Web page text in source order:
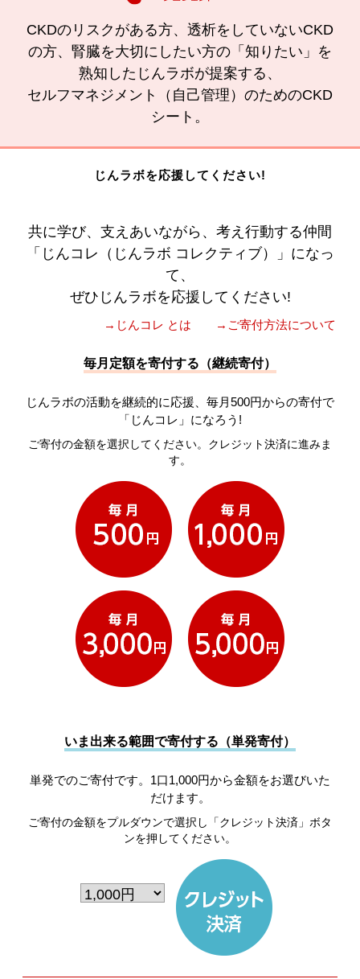
CKDのリスクがある方、透析をしていないCKD
の方、腎臓を大切にしたい方の「知りたい」を
熟知したじんラボが提案する、
セルフマネジメント（自己管理）のためのCKD
シート。
じんラボを応援してください!
共に学び、支えあいながら、考え行動する仲間
「じんコレ（じんラボ コレクティブ）」になっ
て、
ぜひじんラボを応援してください!
→じんコレ とは →ご寄付方法について
毎月定額を寄付する（継続寄付）
じんラボの活動を継続的に応援、毎月500円からの寄付で
「じんコレ」になろう!
ご寄付の金額を選択してください。クレジット決済に進みま
す。
いま出来る範囲で寄付する（単発寄付）
単発でのご寄付です。1口1,000円から金額をお選びいた
だけます。
ご寄付の金額をプルダウンで選択し「クレジット決済」ボタ
ンを押してください。